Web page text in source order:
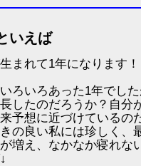
いえば
まれて1年になります
ろいろあった1年でし
したのだろうか？自分
予想に近づけているの
の良い私には珍しく、
増え、なかなか寝れな